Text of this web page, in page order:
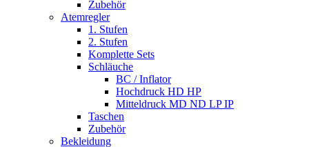
Zubehör
Atemregler
1. Stufen
2. Stufen
Komplette Sets
Schläuche
BC / Inflator
Hochdruck HD HP
Mitteldruck MD ND LP IP
Taschen
Zubehör
Bekleidung